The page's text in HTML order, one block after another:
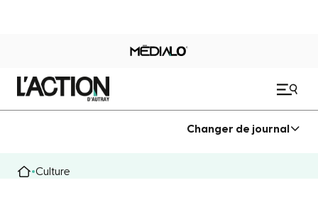
Changer de journal
Culture